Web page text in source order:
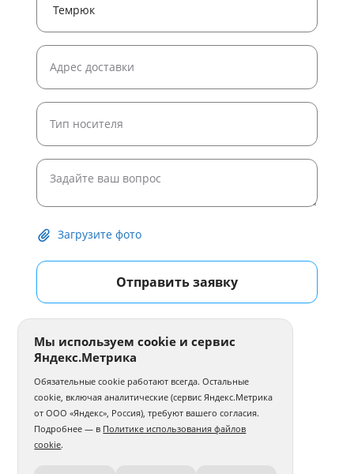
Загрузите фото
Отправить заявку
Мы используем cookie и сервис
Яндекс.Метрика
Обязательные cookie работают всегда. Остальные
cookie, включая аналитические (сервис Яндекс.Метрика
от ООО «Яндекс», Россия), требуют вашего согласия.
Подробнее — в Политике использования файлов
cookie.